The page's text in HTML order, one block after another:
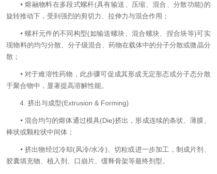
• 熔融物料在多段式螺杆(具有输送、压缩、混合、分散功能)的
旋转推动下，受到强烈的剪切力、拉伸力与混合作用；
• 螺杆元件的不同构型(如输送螺块、混合螺块、捏合块等)可实
现物料的均匀分散、分子级混合、药物在载体中的分子分散或微晶分
散；
• 对于难溶性药物，此步骤可促成其形成无定形态或分子态分散
于聚合物中，显著提高溶解性能。
4. 挤出与成型(Extrusion & Forming)
• 混合均匀的熔体通过模具(Die)挤出，形成连续的条状、薄膜、
棒状或颗粒状中间体；
• 挤出物经过冷却(风冷/水冷)、切粒或进一步加工，制成片剂、
胶囊填充物、植入剂、口崩片、缓释骨架等最终剂型。